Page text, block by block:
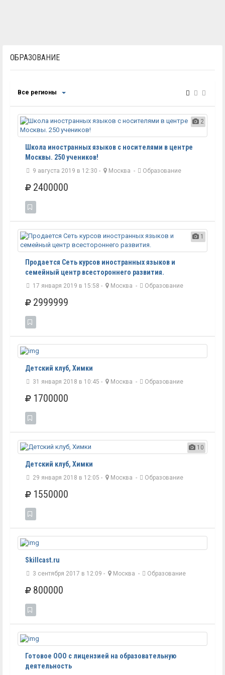
ОБРАЗОВАНИЕ
Все регионы
2
Школа иностранных языков с носителями в центре
Москвы. 250 учеников!
9 августа 2019 в 12:30 - Москва - Образование
2400000
1
Продается Сеть курсов иностранных языков и
семейный центр всестороннего развития.
17 января 2019 в 15:58 - Москва - Образование
2999999
Детский клуб, Химки
31 января 2018 в 10:45 - Москва - Образование
1700000
10
Детский клуб, Химки
29 января 2018 в 12:05 - Москва - Образование
1550000
Skillcast.ru
3 сентября 2017 в 12:09 - Москва - Образование
800000
Готовое ООО с лицензией на образовательную
деятельность